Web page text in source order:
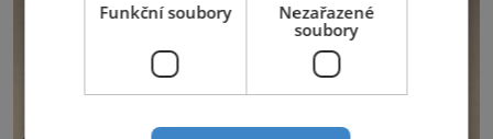
Funkční soubory
Nezařazené
soubory